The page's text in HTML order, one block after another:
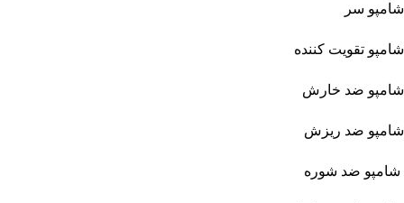
شامپو سر
شامپو تقویت کننده
شامپو ضد خارش
شامپو ضد ریزش
شامپو ضد شوره